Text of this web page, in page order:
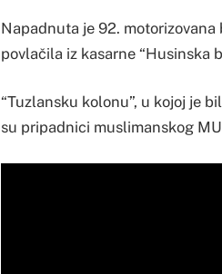
Napadnuta je 92. motorizovana
povlačila iz kasarne “Husinska
“Tuzlansku kolonu”, u kojoj je
su pripadnici muslimanskog